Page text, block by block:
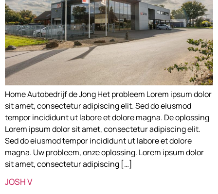
Home Autobedrijf de Jong Het probleem Lorem ipsum dolor
sit amet, consectetur adipiscing elit. Sed do eiusmod
tempor incididunt ut labore et dolore magna. De oplossing
Lorem ipsum dolor sit amet, consectetur adipiscing elit.
Sed do eiusmod tempor incididunt ut labore et dolore
magna. Uw probleem, onze oplossing. Lorem ipsum dolor
sit amet, consectetur adipiscing […]
JOSH V